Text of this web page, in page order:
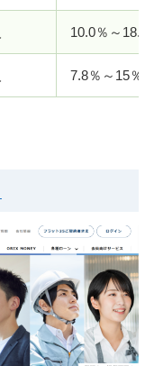
10.0％～18.0％
7.8％～15％